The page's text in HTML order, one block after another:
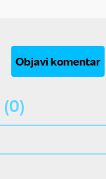
Objavi komentar
(0)